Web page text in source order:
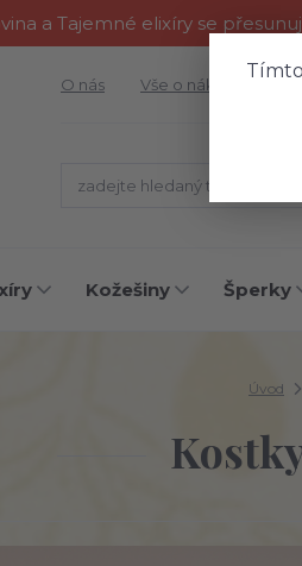
a Tajemné elixíry se
O nás Vše o nákupu
Kožešiny Šperky
Úvod